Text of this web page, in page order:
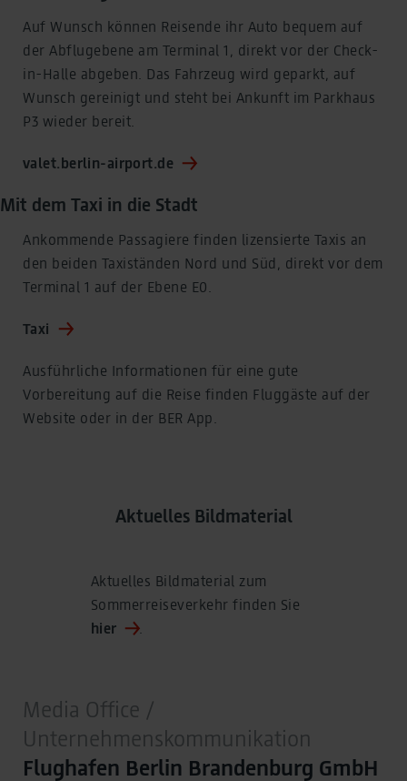
Auf Wunsch können Reisende ihr Auto bequem auf
der Abflugebene am Terminal 1, direkt vor der Check-
in-Halle abgeben. Das Fahrzeug wird geparkt, auf
Wunsch gereinigt und steht bei Ankunft im Parkhaus
P3 wieder bereit.
valet.berlin-airport.de
Mit dem Taxi in die Stadt
Ankommende Passagiere finden lizensierte Taxis an
den beiden Taxiständen Nord und Süd, direkt vor dem
Terminal 1 auf der Ebene E0.
Taxi
Ausführliche Informationen für eine gute
Vorbereitung auf die Reise finden Fluggäste auf der
Website oder in der BER App.
Aktuelles Bildmaterial
Aktuelles Bildmaterial zum
Sommerreiseverkehr finden Sie
hier
.
Media Office /
Unternehmenskommunikation
Flughafen Berlin Brandenburg GmbH